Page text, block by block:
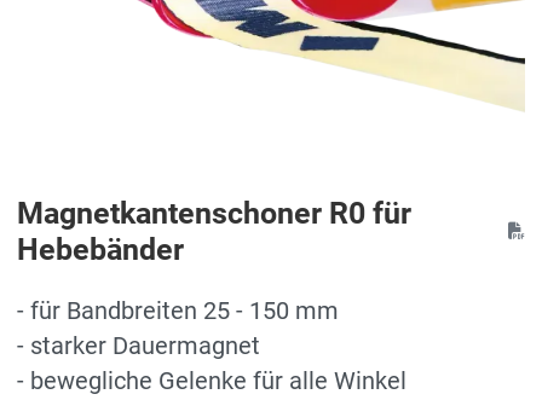
Magnetkantenschoner R0 für
Hebebänder
- für Bandbreiten 25 - 150 mm
- starker Dauermagnet
- bewegliche Gelenke für alle Winkel